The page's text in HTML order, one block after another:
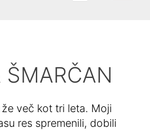
več kot tri leta. Moji
res spremenili, dobili